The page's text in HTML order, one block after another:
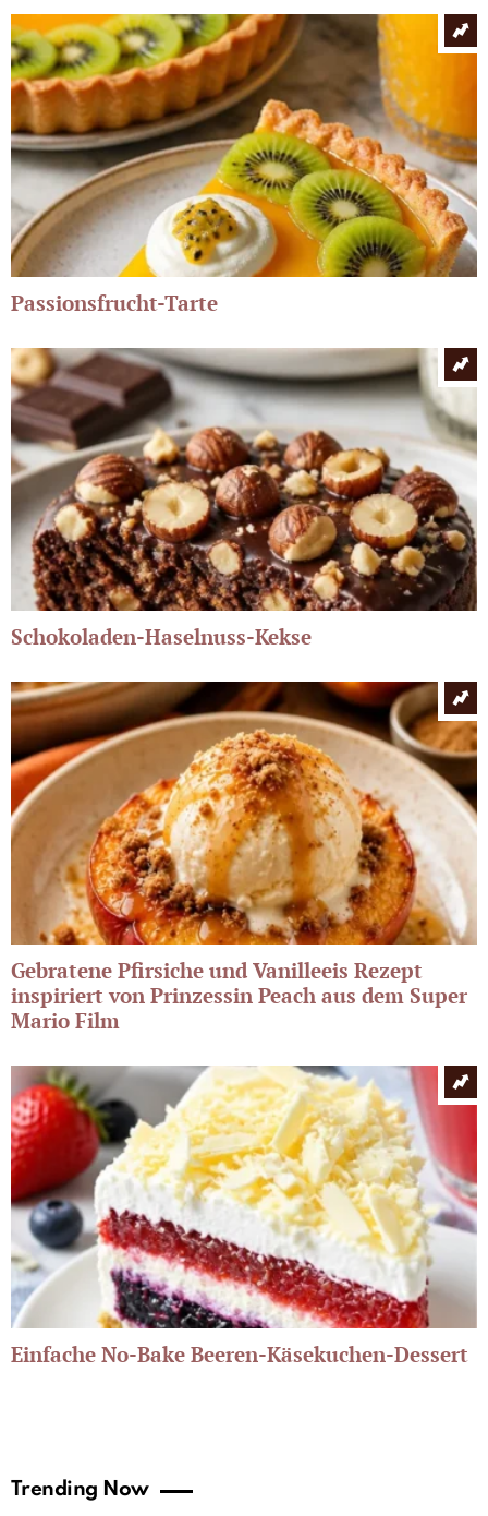
Passionsfrucht-Tarte
Schokoladen-Haselnuss-Kekse
Gebratene Pfirsiche und Vanilleeis Rezept
inspiriert von Prinzessin Peach aus dem Super
Mario Film
Einfache No-Bake Beeren-Käsekuchen-Dessert
Trending Now